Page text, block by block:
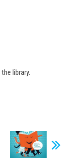
the library.